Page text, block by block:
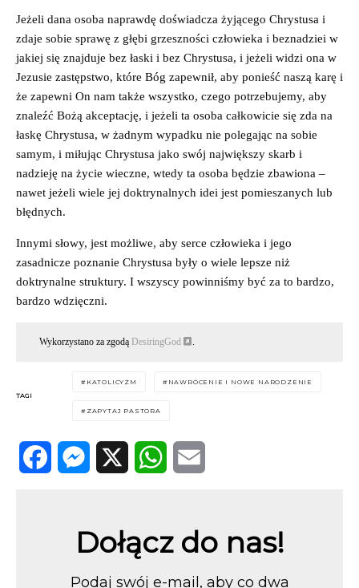
Jeżeli dana osoba naprawdę doświadcza żyjącego Chrystusa i
zdaje sobie sprawę z głębi grzeszności człowieka i beznadziei w
jakiej się znajduje bez łaski i bez Chrystusa, i jeżeli widzi ona w
Jezusie zastępstwo, które Bóg zapewnił, aby ponieść naszą karę i
że zapewni On nam także wszystko, czego potrzebujemy, aby
znaleźć Bożą akceptację, i jeżeli ta osoba całkowicie się zda na
łaskę Chrystusa, w żadnym wypadku nie polegając na sobie
samym, i miłując Chrystusa jako swój największy skarb i
nadzieję na życie wieczne, wtedy ta osoba będzie zbawiona –
nawet jeżeli wiele jej doktrynalnych idei jest pomieszanych lub
błędnych.
Innymi słowy, jest możliwe, aby serce człowieka i jego
zasadnicze poznanie Chrystusa były o wiele lepsze niż
doktrynalne struktury. I wszyscy powinniśmy być za to bardzo,
bardzo wdzięczni.
Wykorzystano za zgodą DesiringGod
TAGI
KATOLICYZM NAWRÓCENIE I NOWE NARODZENIE
ZAPYTAJ PASTORA
Dołącz do nas!
Podaj swój e-mail, aby co dwa